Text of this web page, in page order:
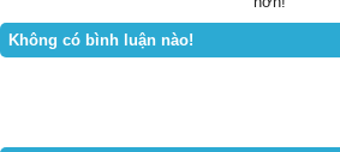
Không có bình luận nào!